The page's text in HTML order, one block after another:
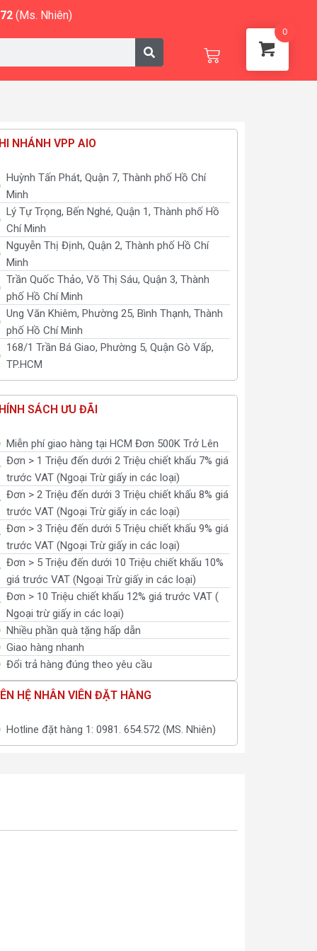
(Ms. Nhiên)
Cart
NHÁNH VPP AIO
Huỳnh Tấn Phát, Quận 7, Thành phố Hồ Chí
Minh
Lý Tự Trọng, Bến Nghé, Quận 1, Thành phố Hồ
Chí Minh
Nguyễn Thị Định, Quận 2, Thành phố Hồ Chí
Minh
Trần Quốc Thảo, Võ Thị Sáu, Quận 3, Thành
phố Hồ Chí Minh
Ung Văn Khiêm, Phường 25, Bình Thạnh, Thành
phố Hồ Chí Minh
168/1 Trần Bá Giao, Phường 5, Quận Gò Vấp,
TP.HCM
SÁCH ƯU ĐÃI
Miễn phí giao hàng tại HCM Đơn 500K Trở Lên
Đơn > 1 Triệu đến dưới 2 Triệu chiết khấu 7% giá
trước VAT (Ngoại Trừ giấy in các loại)
Đơn > 2 Triệu đến dưới 3 Triệu chiết khấu 8% giá
trước VAT (Ngoại Trừ giấy in các loại)
Đơn > 3 Triệu đến dưới 5 Triệu chiết khấu 9% giá
trước VAT (Ngoại Trừ giấy in các loại)
Đơn > 5 Triệu đến dưới 10 Triệu chiết khấu 10%
giá trước VAT (Ngoại Trừ giấy in các loại)
Đơn > 10 Triệu chiết khấu 12% giá trước VAT (
Ngoại trừ giấy in các loại)
Nhiều phần quà tặng hấp dẫn
Giao hàng nhanh
Đổi trả hàng đúng theo yêu cầu
HỆ NHÂN VIÊN ĐẶT HÀNG
Hotline đặt hàng 1: 0981. 654.572 (MS. Nhiên)
0